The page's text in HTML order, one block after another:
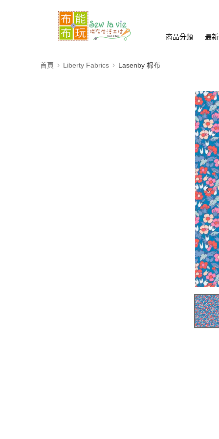
商品分類 最
首頁 Liberty Fabrics Lasenby 棉布